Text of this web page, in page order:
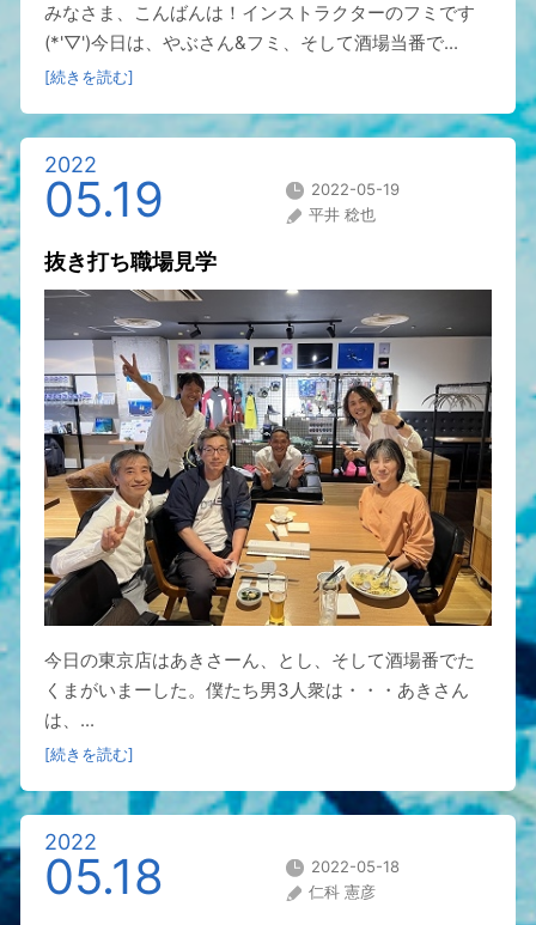
みなさま、こんばんは！インストラクターのフミです
(*'▽')今日は、やぶさん&フミ、そして酒場当番で...
[続きを読む]
2022
05.19
2022-05-19
平井 稔也
抜き打ち職場見学
今日の東京店はあきさーん、とし、そして酒場番でた
くまがいまーした。僕たち男3人衆は・・・あきさん
は、...
[続きを読む]
2022
05.18
2022-05-18
仁科 憲彦